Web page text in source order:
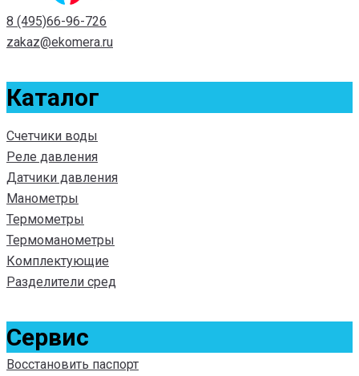
8 (495)66-96-726
zakaz@ekomera.ru
Каталог
Счетчики воды
Реле давления
Датчики давления
Манометры
Термометры
Термоманометры
Комплектующие
Разделители сред
Сервис
Восстановить паспорт